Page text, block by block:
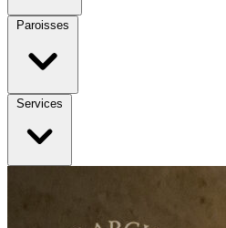
Paroisses
Services